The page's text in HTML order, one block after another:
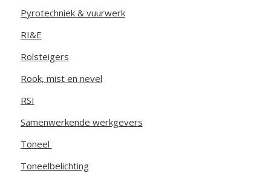
Pyrotechniek & vuurwerk
RI&E
Rolsteigers
Rook, mist en nevel
RSI
Samenwerkende werkgevers
Toneel
Toneelbelichting